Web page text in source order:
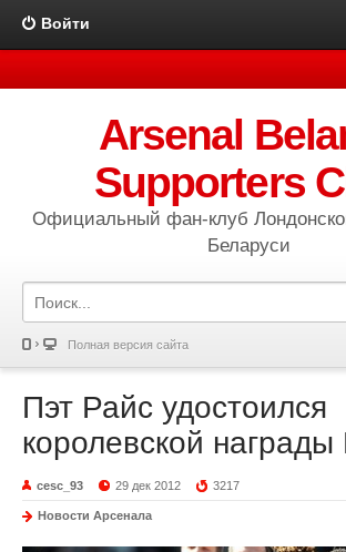
Войти
Arsenal
Supporters
Официальный фан-клуб
Беларуси
Полная версия сайта
Пэт Райс удостоился
королевской награды
cesc_93 29 дек 2012 3217
Новости Арсенала